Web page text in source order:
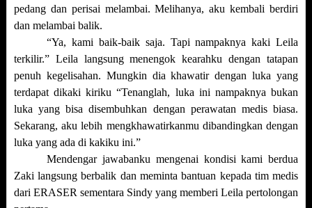
pedang dan perisai melambai. Melihanya, aku kembali berdiri
dan melambai balik.
“Ya, kami baik-baik saja. Tapi nampaknya kaki Leila
terkilir.” Leila langsung menengok kearahku dengan tatapan
penuh kegelisahan. Mungkin dia khawatir dengan luka yang
terdapat dikaki kiriku “Tenanglah, luka ini nampaknya bukan
luka yang bisa disembuhkan dengan perawatan medis biasa.
Sekarang, aku lebih mengkhawatirkanmu dibandingkan dengan
luka yang ada di kakiku ini.”
Mendengar jawabanku mengenai kondisi kami berdua
Zaki langsung berbalik dan meminta bantuan kepada tim medis
dari ERASER sementara Sindy yang memberi Leila pertolongan